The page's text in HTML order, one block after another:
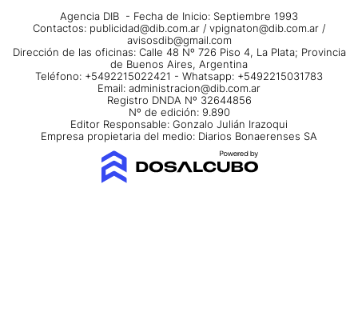
Agencia DIB - Fecha de Inicio: Septiembre 1993
Contactos: publicidad@dib.com.ar / vpignaton@dib.com.ar /
avisosdib@gmail.com
Dirección de las oficinas: Calle 48 Nº 726 Piso 4, La Plata; Provincia
de Buenos Aires, Argentina
Teléfono: +5492215022421 - Whatsapp: +5492215031783
Email: administracion@dib.com.ar
Registro DNDA Nº 32644856
Nº de edición: 9.890
Editor Responsable: Gonzalo Julián Irazoqui
Empresa propietaria del medio: Diarios Bonaerenses SA